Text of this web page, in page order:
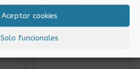
Aceptar cookies
Solo funcionales
Fieltros
40MM FIELTRO SILLA
ANTIDESLIZANTE